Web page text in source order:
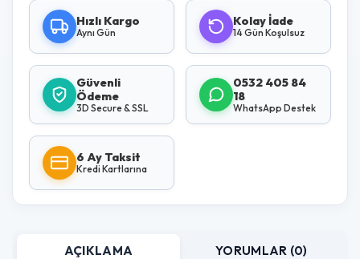
Hızlı Kargo
Aynı Gün
Kolay İade
14 Gün Koşulsuz
Güvenli
Ödeme
3D Secure & SSL
0532 405 84
18
WhatsApp Destek
6 Ay Taksit
Kredi Kartlarına
AÇIKLAMA YORUMLAR (0)